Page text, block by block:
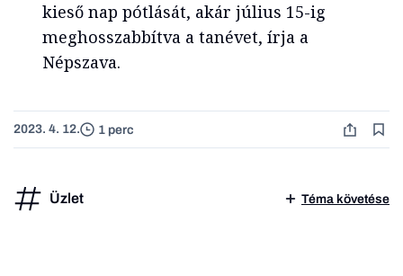
kieső nap pótlását, akár július 15-ig
meghosszabbítva a tanévet, írja a
Népszava.
2023. 4. 12. 1 perc
Üzlet Téma követése